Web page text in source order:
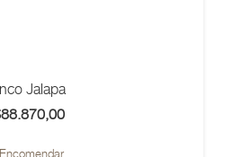
Jalapa
88.870,00
Encomendar